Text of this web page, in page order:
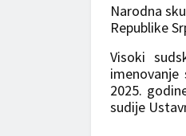
Narodna
Republike
Visoki
2025.
sudije